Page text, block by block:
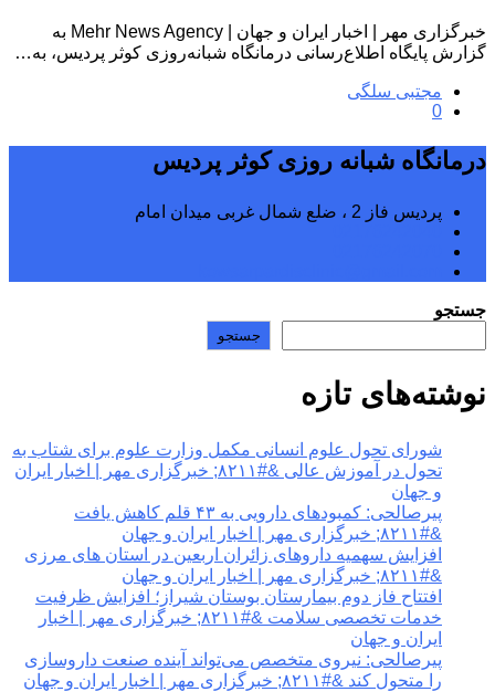
خبرگزاری مهر | اخبار ایران و جهان | Mehr News Agency به
گزارش پایگاه اطلاع‌رسانی درمانگاه شبانه‌روزی کوثر پردیس، به…
مجتبی سلگی
0
درمانگاه شبانه روزی کوثر پردیس
پردیس فاز 2 ، ضلع شمال غربی میدان امام
جستجو
جستجو
نوشته‌های تازه
شورای تحول علوم انسانی مکمل وزارت علوم برای شتاب به
تحول در آموزش عالی &#۸۲۱۱; خبرگزاری مهر | اخبار ایران
و جهان
پیرصالحی: کمبودهای دارویی به ۴۳ قلم کاهش یافت
&#۸۲۱۱; خبرگزاری مهر | اخبار ایران و جهان
افزایش سهمیه داروهای زائران اربعین در استان های مرزی
&#۸۲۱۱; خبرگزاری مهر | اخبار ایران و جهان
افتتاح فاز دوم بیمارستان بوستان شیراز؛ افزایش ظرفیت
خدمات تخصصی سلامت &#۸۲۱۱; خبرگزاری مهر | اخبار
ایران و جهان
پیرصالحی: نیروی متخصص می‌تواند آینده صنعت داروسازی
را متحول کند &#۸۲۱۱; خبرگزاری مهر | اخبار ایران و جهان